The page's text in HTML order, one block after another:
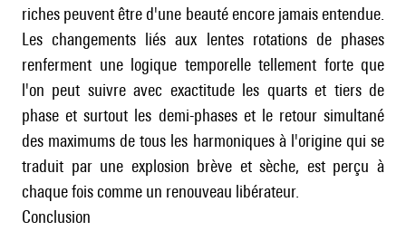
riches peuvent être d'une beauté encore jamais entendue.
Les changements liés aux lentes rotations de phases
renferment une logique temporelle tellement forte que
l'on peut suivre avec exactitude les quarts et tiers de
phase et surtout les demi-phases et le retour simultané
des maximums de tous les harmoniques à l'origine qui se
traduit par une explosion brève et sèche, est perçu à
chaque fois comme un renouveau libérateur.
Conclusion